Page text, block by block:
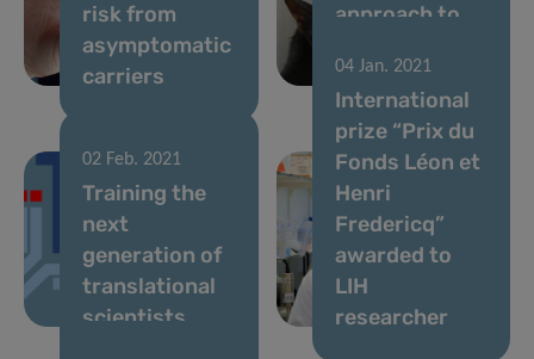
risk from
asymptomatic
carriers
approach to
allergy
02 Feb. 2021
Training the
next
generation of
translational
scientists
04 Jan. 2021
International
prize “Prix du
Fonds Léon et
Henri
Fredericq”
awarded to
LIH
researcher